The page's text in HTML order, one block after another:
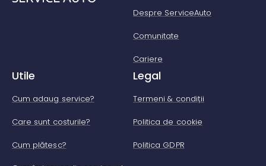
Despre ServiceAuto
Comunitate
Cariere
Utile
Cum adaug service?
Care sunt costurile?
Cum plătesc?
Legal
Termeni & condiții
Politica de cookie
Politica GDPR